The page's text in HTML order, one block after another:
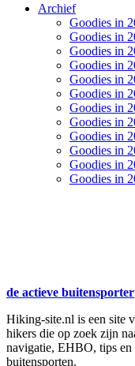
Archief
Goodies in
Goodies in
Goodies in
Goodies in
Goodies in
Goodies in
Goodies in
Goodies in
Goodies in
Goodies in
Goodies in
Goodies in
de actieve buitensporter
Hiking-site.nl is een site
hikers die op zoek zijn
navigatie, EHBO, tips en
buitensporten.